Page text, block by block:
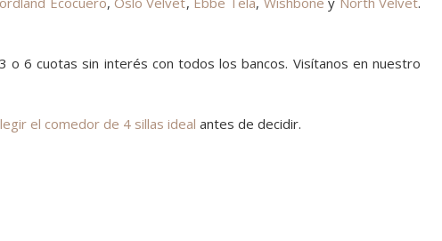
6 cuotas sin interés con todos los bancos. Visítanos en nuestro
el comedor de 4 sillas ideal antes de decidir.